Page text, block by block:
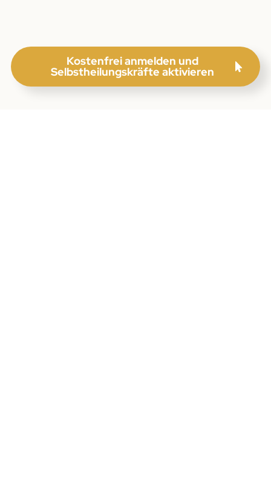
Kostenfrei anmelden und
Selbstheilungskräfte aktivieren